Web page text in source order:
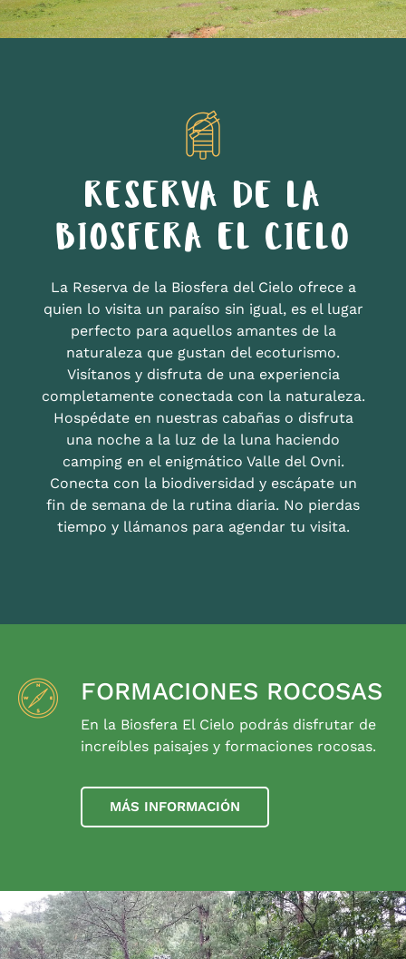
RESERVA DE LA
BIOSFERA EL CIELO
La Reserva de la Biosfera del Cielo ofrece a
quien lo visita un paraíso sin igual, es el lugar
perfecto para aquellos amantes de la
naturaleza que gustan del ecoturismo.
Visítanos y disfruta de una experiencia
completamente conectada con la naturaleza.
Hospédate en nuestras cabañas o disfruta
una noche a la luz de la luna haciendo
camping en el enigmático Valle del Ovni.
Conecta con la biodiversidad y escápate un
fin de semana de la rutina diaria. No pierdas
tiempo y llámanos para agendar tu visita.
FORMACIONES ROCOSAS
En la Biosfera El Cielo podrás disfrutar de
increíbles paisajes y formaciones rocosas.
MÁS INFORMACIÓN